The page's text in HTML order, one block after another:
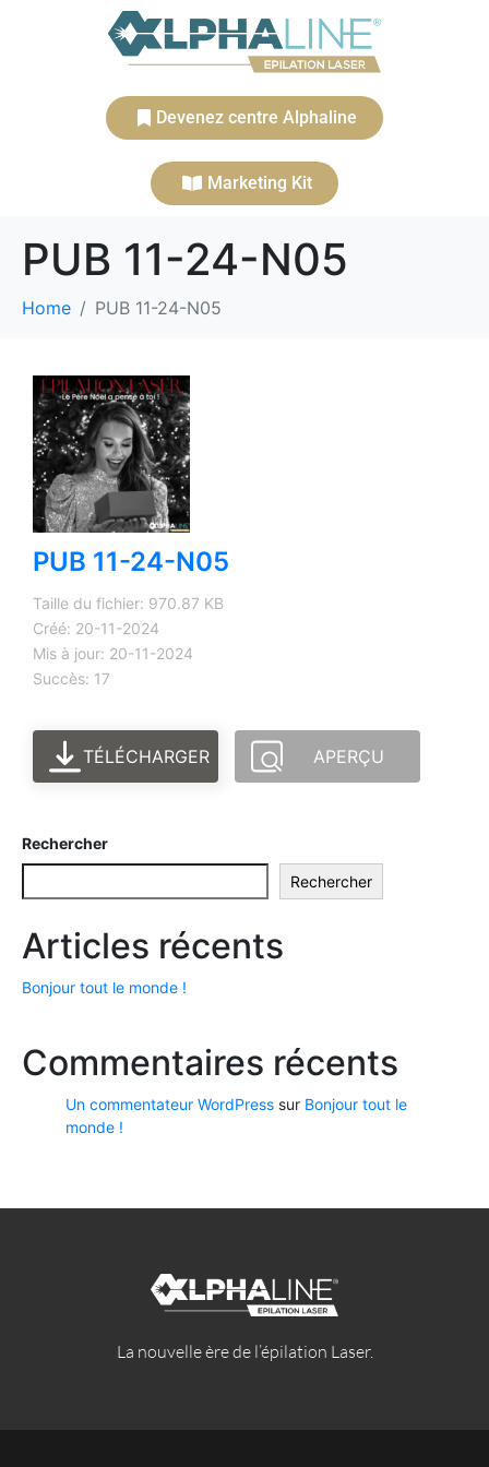
Devenez centre Alphaline
Marketing Kit
PUB 11-24-N05
Home PUB 11-24-N05
PUB 11-24-N05
Taille du fichier: 970.87 KB
Créé: 20-11-2024
Mis à jour: 20-11-2024
Succès: 17
TÉLÉCHARGER APERÇU
Rechercher
Rechercher
Articles récents
Bonjour tout le monde !
Commentaires récents
Un commentateur WordPress sur Bonjour tout le
monde !
La nouvelle ère de l’épilation Laser.